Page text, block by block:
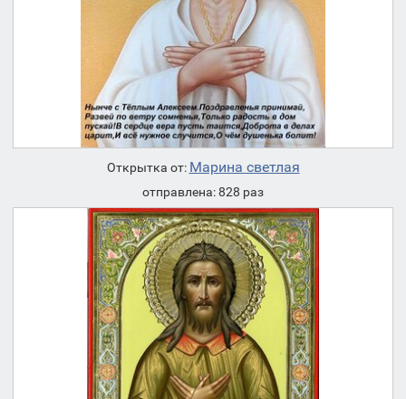
Открытка от: Марина светлая
отправлена: 828 раз